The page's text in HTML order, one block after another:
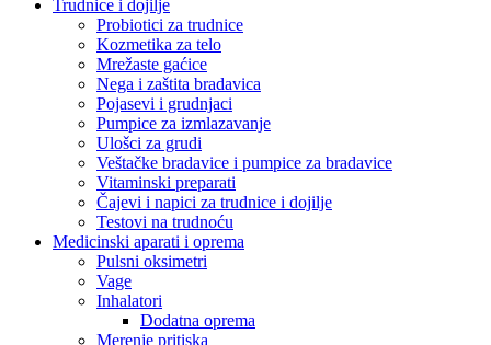
Trudnice i dojilje
Probiotici za trudnice
Kozmetika za telo
Mrežaste gaćice
Nega i zaštita bradavica
Pojasevi i grudnjaci
Pumpice za izmlazavanje
Ulošci za grudi
Veštačke bradavice i pumpice za bradavice
Vitaminski preparati
Čajevi i napici za trudnice i dojilje
Testovi na trudnoću
Medicinski aparati i oprema
Pulsni oksimetri
Vage
Inhalatori
Dodatna oprema
Merenje pritiska